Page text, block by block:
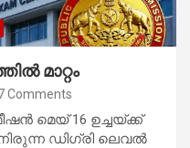
മാറ്റം
Comments
മെയ് 16 ഉച്ചയ്ക്ക്
ഡിഗ്രി ലെവല്‍